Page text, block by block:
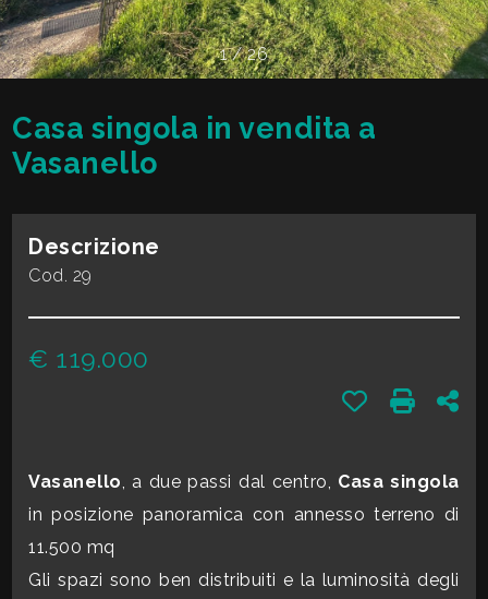
1 / 26
Casa singola in vendita a
Vasanello
Descrizione
Cod. 29
€ 119.000
Stampa:
Preferiti: Cod.
Vasanello, a due passi dal centro, Casa singola
in posizione panoramica con annesso terreno di
11.500 mq
Gli spazi sono ben distribuiti e la luminosità degli
VALE
LA
DIVENTA
UN
LAVORA
CONTATTI
Provincia
Comune
multiscelta
Residenziali
Commerciali